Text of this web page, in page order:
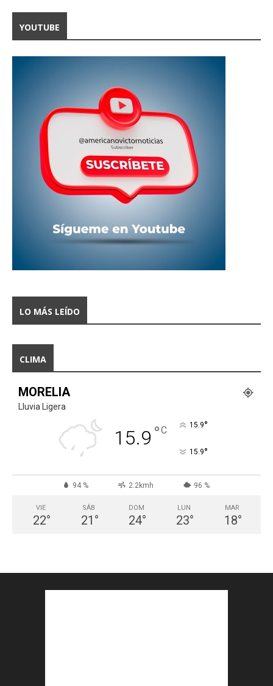
YOUTUBE
LO MÁS LEÍDO
CLIMA
MORELIA
Lluvia Ligera
15.9 °C 15.9°
15.9°
94 % 2.2kmh 96 %
VIE
22°
SÁB
21 °
DOM
24°
LUN
23°
MAR
18°